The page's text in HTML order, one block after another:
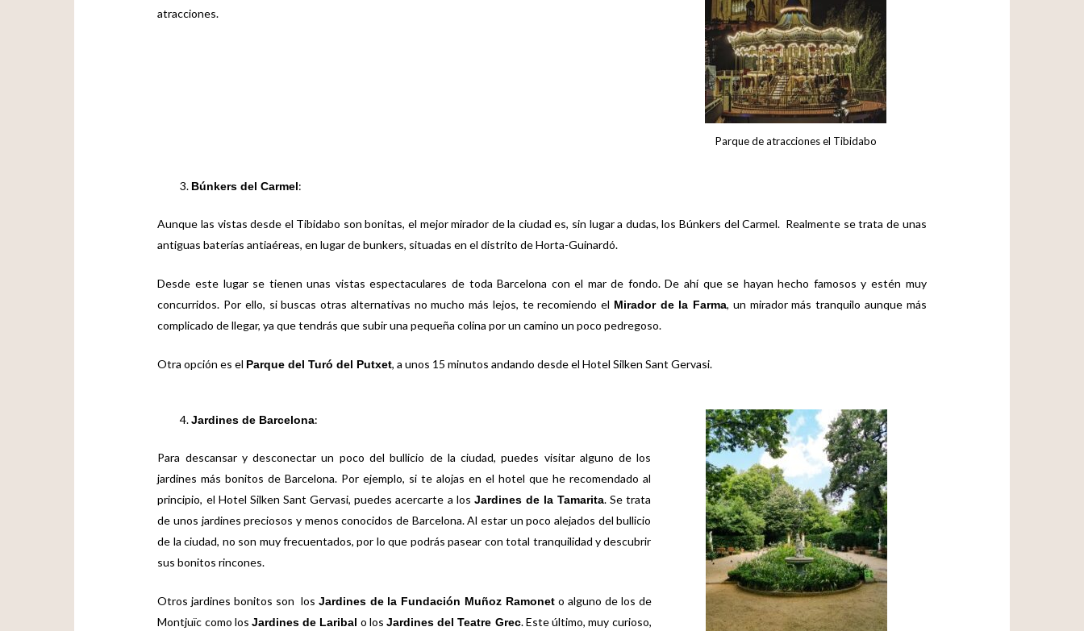
atracciones.
Parque de atracciones el Tibidabo
Búnkers del Carmel:
Aunque las vistas desde el Tibidabo son bonitas, el mejor mirador de la ciudad es, sin lugar a dudas, los Búnkers del Carmel. Realmente se trata de unas
antiguas baterías antiaéreas, en lugar de bunkers, situadas en el distrito de Horta-Guinardó.
Desde este lugar se tienen unas vistas espectaculares de toda Barcelona con el mar de fondo. De ahí que se hayan hecho famosos y estén muy
concurridos. Por ello, si buscas otras alternativas no mucho más lejos, te recomiendo el Mirador de la Farma, un mirador más tranquilo aunque más
complicado de llegar, ya que tendrás que subir una pequeña colina por un camino un poco pedregoso.
Otra opción es el Parque del Turó del Putxet, a unos 15 minutos andando desde elHotel Silken Sant Gervasi.
Jardines de Barcelona:
Para descansar y desconectar un poco del bullicio de la ciudad, puedes visitar alguno de los
jardines más bonitos de Barcelona. Por ejemplo, si te alojas en el hotel que he recomendado al
principio, el Hotel Silken Sant Gervasi, puedes acercarte a los Jardines de la Tamarita. Se trata
de unos jardines preciosos y menos conocidos de Barcelona. Al estar un poco alejados del bullicio
de la ciudad, no son muy frecuentados, por lo que podrás pasear con total tranquilidad y descubrir
sus bonitos rincones.
Otros jardines bonitos son los Jardines de la Fundación Muñoz Ramonet o alguno de los de
Montjuïc como los Jardines de Laribal o losJardines del Teatre Grec. Este último, muy curioso,